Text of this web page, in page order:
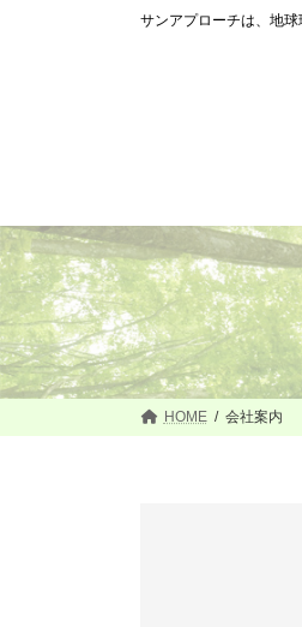
プ
動
サンアプローチは、地
HOME 会社案内